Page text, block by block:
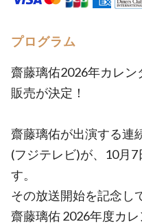
プログラム
齋藤璃佑2026年カレ
販売が決定！
齋藤璃佑が出演する連
(フジテレビ)が、10月
す。
その放送開始を記念し
齋藤璃佑 2026年度カ